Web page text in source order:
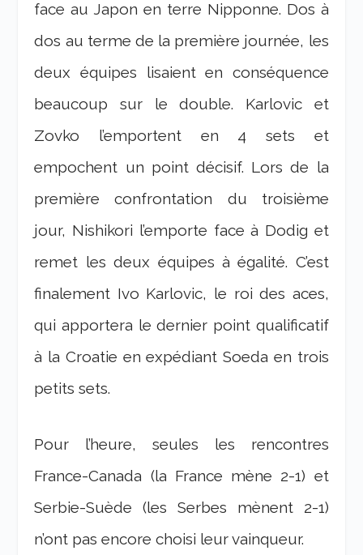
face au Japon en terre Nipponne. Dos à
dos au terme de la première journée, les
deux équipes lisaient en conséquence
beaucoup sur le double. Karlovic et
Zovko l’emportent en 4 sets et
empochent un point décisif. Lors de la
première confrontation du troisième
jour, Nishikori l’emporte face à Dodig et
remet les deux équipes à égalité. C’est
finalement Ivo Karlovic, le roi des aces,
qui apportera le dernier point qualificatif
à la Croatie en expédiant Soeda en trois
petits sets.
Pour l’heure, seules les rencontres
France-Canada (la France mène 2-1) et
Serbie-Suède (les Serbes mènent 2-1)
n’ont pas encore choisi leur vainqueur.